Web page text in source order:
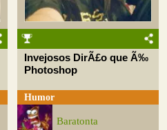
Invejosos DirÃ£o que Ã‰
Photoshop
Humor
Baratonta